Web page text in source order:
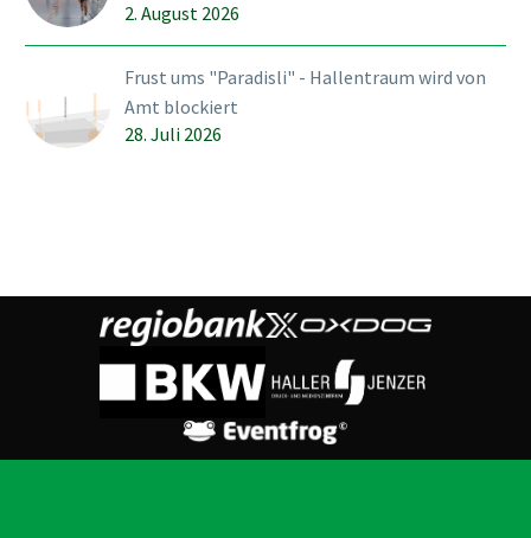
2. August 2026
Frust ums "Paradisli" - Hallentraum wird von
Amt blockiert
28. Juli 2026